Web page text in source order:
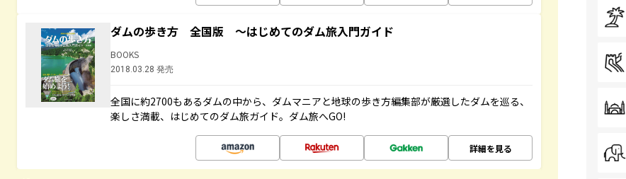
ダムの歩き方 全国版 ～はじめてのダム旅入門ガイド
BOOKS
2018.03.28 発売
全国に約2700もあるダムの中から、ダムマニアと地球の歩き方編集部が厳選したダムを巡る、
楽しさ満載、はじめてのダム旅ガイド。ダム旅へGO!
詳細を見る